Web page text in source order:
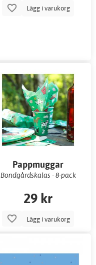
Lägg i varukorg
Pappmuggar
Bondgårdskalas - 8-pack
29 kr
Lägg i varukorg